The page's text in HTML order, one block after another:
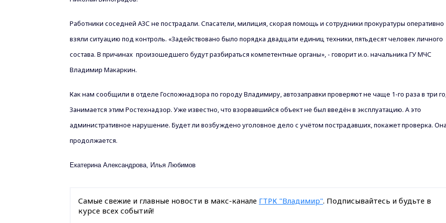
Работники соседней АЗС не пострадали. Спасатели, милиция, скорая помощь и сотрудники прокуратуры оперативно
взяли ситуацию под контроль. «Задействовано было порядка двадцати единиц техники, пятьдесят человекличного
состава. В причинах произошедшего будут разбираться компетентные органы», - говорити.о. начальника ГУ МЧС
Владимир Макаркин.
Как нам сообщили в отделе Госпожнадзора по городу Владимиру, автозаправки проверяют не чаще 1-го раза в три
Занимается этим Ростехнадзор. Уже известно, что взорвавшийся объект не был введён в эксплуатацию. А это
административное нарушение. Будет ли возбуждено уголовное дело с учётом пострадавших, покажет проверка. Она
продолжается.
Екатерина Александрова, Илья Любимов
Самые свежие и главные новости в макс-канале ГТРК "Владимир". Подписывайтесь и будьте в
курсе всех событий!